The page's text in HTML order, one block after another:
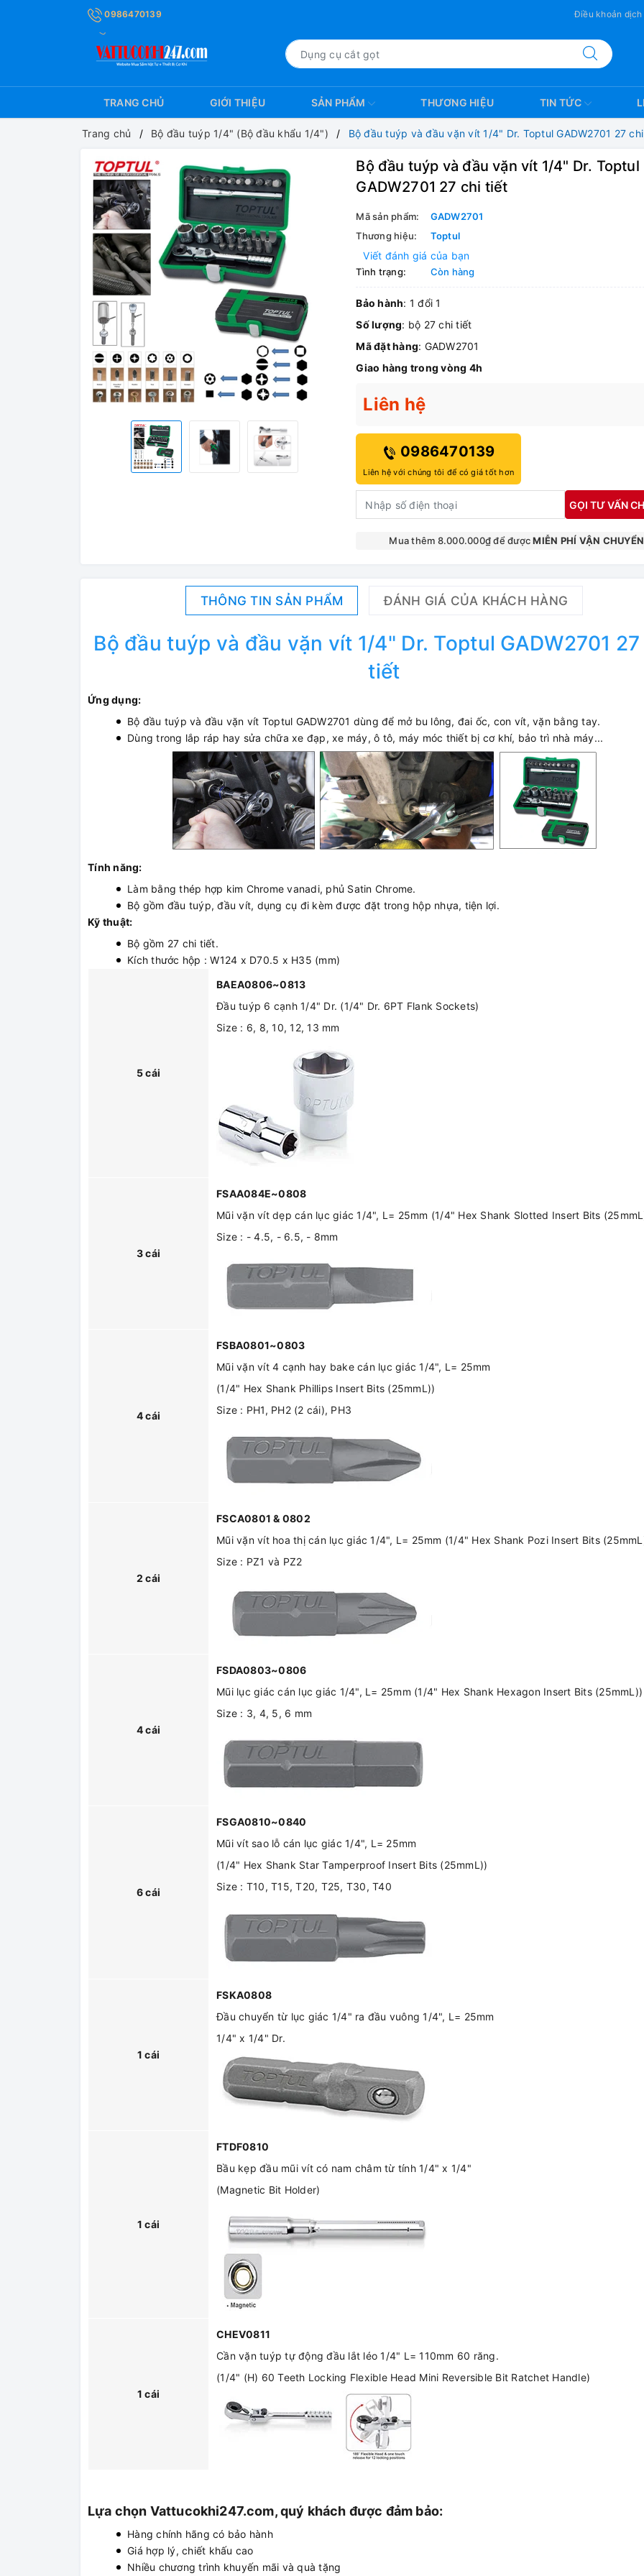
0986470139 Điều khoản dịch
TRANG CHỦ GIỚI THIỆU SẢN PHẨM THƯƠNG HIỆU TIN TỨC
Trang chủ Bộ đầu tuýp 1/4" (Bộ đầu khẩu 1/4") Bộ đầu tuýp và đầu vặn vít 1/4" Dr. Toptul GADW2701 27
Bộ đầu tuýp và đầu vặn vít 1/4" Dr. Toptul
GADW2701 27 chi tiết
Mã sản phẩm:
GADW2701
Thương hiệu:
Toptul
Viết đánh giá của bạn
Tình trạng: Còn hàng
Bảo hành: 1 đổi 1
Số lượng: bộ 27 chi tiết
Mã đặt hàng: GADW2701
Giao hàng trong vòng 4h
Liên hệ
0986470139
Liên hệ với chúng tôi để có giá tốt hơn
GỌI TƯ VẤN
Mua thêm 8.000.000₫ để đượcMIỄN PHÍ VẬN CHUYỂN
THÔNG TIN SẢN PHẨM ĐÁNH GIÁ CỦA KHÁCH HÀNG
Bộ đầu tuýp và đầu vặn vít 1/4" Dr. Toptul GADW2701
tiết
Ứng dụng:
Bộ đầu tuýp và đầu vặn vít Toptul GADW2701 dùng để mở bu lông, đai ốc, con vít, vặn bằng tay.
Dùng trong lắp ráp hay sửa chữa xe đạp, xe máy, ô tô, máy móc thiết bị cơ khí, bảo trì nhà máy...
Tính năng:
Làm bằng thép hợp kim Chrome vanadi, phủ Satin Chrome.
Bộ gồm đầu tuýp, đầu vít, dụng cụ đi kèm được đặt trong hộp nhựa, tiện lợi.
Kỹ thuật:
Bộ gồm 27 chi tiết.
Kích thước hộp : W124 x D70.5 x H35 (mm)
5 cái
BAEA0806~0813
Đầu tuýp 6 cạnh 1/4" Dr. (1/4" Dr. 6PT Flank Sockets)
Size : 6, 8, 10, 12, 13 mm
3 cái
FSAA084E~0808
Mũi vặn vít dẹp cán lục giác 1/4", L= 25mm (1/4" Hex Shank Slotted Insert Bits
Size : - 4.5, - 6.5, - 8mm
4 cái
FSBA0801~0803
Mũi vặn vít 4 cạnh hay bake cán lục giác 1/4", L= 25mm
(1/4" Hex Shank Phillips Insert Bits (25mmL))
Size : PH1, PH2 (2 cái), PH3
2 cái
FSCA0801 & 0802
Mũi vặn vít hoa thị cán lục giác 1/4", L= 25mm (1/4" Hex Shank Pozi Insert Bits
Size : PZ1 và PZ2
4 cái
FSDA0803~0806
Mũi lục giác cán lục giác 1/4", L= 25mm (1/4" Hex Shank Hexagon Insert Bits (25mmL))
Size : 3, 4, 5, 6 mm
6 cái
FSGA0810~0840
Mũi vít sao lỗ cán lục giác 1/4", L= 25mm
(1/4" Hex Shank Star Tamperproof Insert Bits (25mmL))
Size : T10, T15, T20, T25, T30, T40
1 cái
FSKA0808
Đầu chuyển từ lục giác 1/4" ra đầu vuông 1/4", L= 25mm
1/4" x 1/4" Dr.
1 cái
FTDF0810
Bầu kẹp đầu mũi vít có nam châm từ tính 1/4" x 1/4"
(Magnetic Bit Holder)
1 cái
CHEV0811
Cần vặn tuýp tự động đầu lắt léo 1/4" L= 110mm 60 răng.
(1/4" (H) 60 Teeth Locking Flexible Head Mini Reversible Bit Ratchet Handle)
Lựa chọn Vattucokhi247.com, quý khách được đảm bảo:
Hàng chính hãng có bảo hành
Giá hợp lý, chiết khấu cao
Nhiều chương trình khuyến mãi và quà tặng